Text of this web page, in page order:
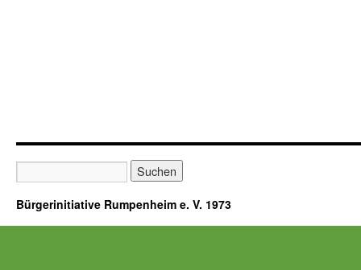
Bürgerinitiative Rumpenheim e. V. 1973